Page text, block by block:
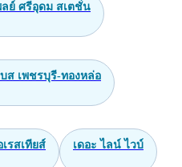
ลย์ ศรีอุดม สเตชั่น
บส เพชรบุรี-ทองหล่อ
รสเทียส์ เดอะ ไลน์ ไวบ์